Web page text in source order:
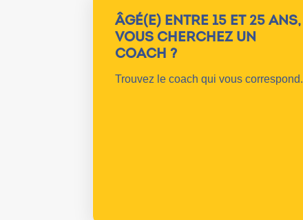
ÂGÉ(E) ENTRE 15 ET 25 ANS,
VOUS CHERCHEZ UN
COACH ?
Trouvez le coach qui vous correspond.